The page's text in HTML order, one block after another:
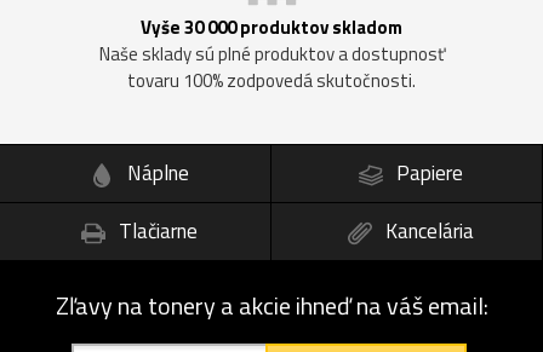
Vyše 30 000 produktov skladom
Naše sklady sú plné produktov a dostupnosť
tovaru 100% zodpovedá skutočnosti.
Náplne
Papiere
Tlačiarne
Kancelária
Zľavy na tonery a akcie ihneď na váš email: